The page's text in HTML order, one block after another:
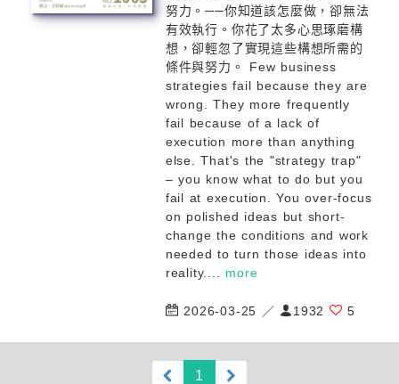
努力。──你知道該怎麼做，卻無法
有效執行。你花了太多心思琢磨構
想，卻輕忽了實現這些構想所需的
條件與努力。 Few business
strategies fail because they are
wrong. They more frequently
fail because of a lack of
execution more than anything
else. That's the "strategy trap"
– you know what to do but you
fail at execution. You over-focus
on polished ideas but short-
change the conditions and work
needed to turn those ideas into
reality.... more
2026-03-25 ／ 1932 5
1 (current)